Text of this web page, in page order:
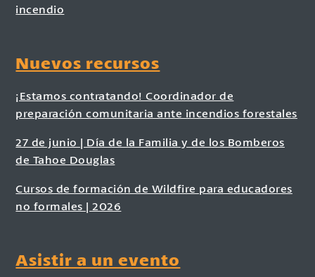
incendio
Nuevos recursos
¡Estamos contratando! Coordinador de
preparación comunitaria ante incendios forestales
27 de junio | Día de la Familia y de los Bomberos
de Tahoe Douglas
Cursos de formación de Wildfire para educadores
no formales | 2026
Asistir a un evento